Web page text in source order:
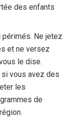
des enfants
Ne jetez
et ne versez
le dise.
vous avez des
les
de